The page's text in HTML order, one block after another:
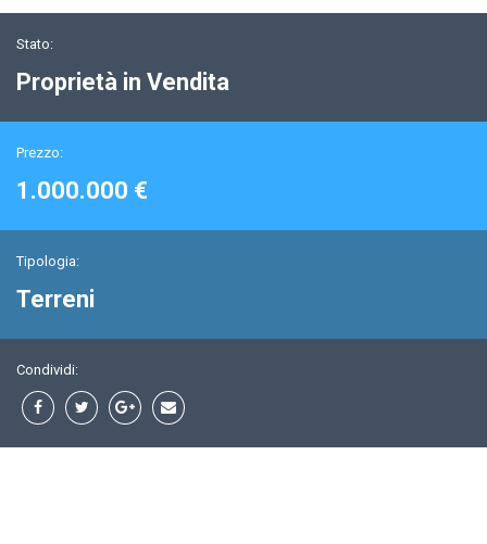
Stato:
Proprietà in Vendita
Prezzo:
1.000.000 €
Tipologia:
Terreni
Condividi: